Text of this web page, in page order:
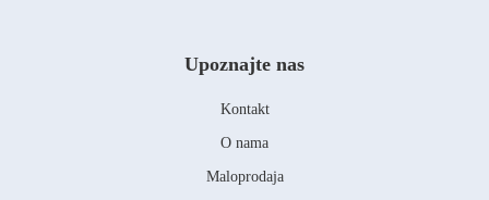
Upoznajte nas
Kontakt
O nama
Maloprodaja